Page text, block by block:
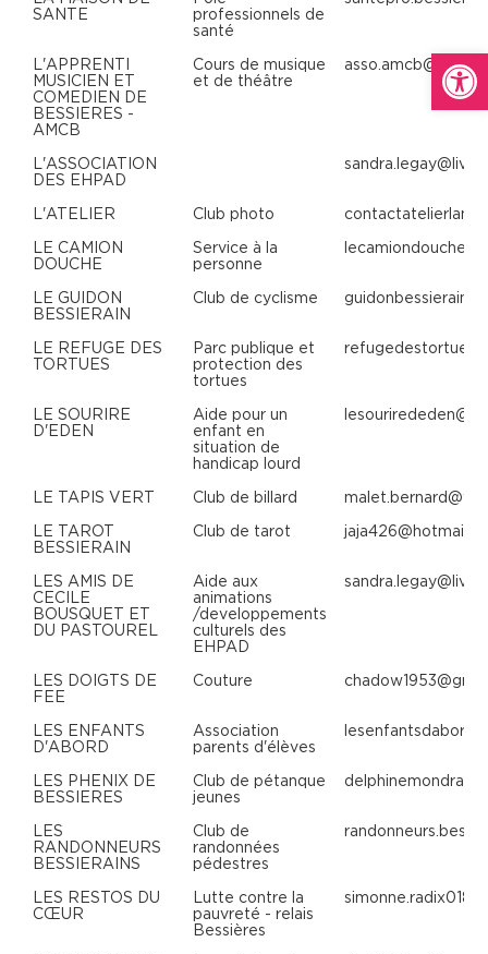
Ouvrir
SANTE
professionnels de
santé
L'APPRENTI
MUSICIEN ET
COMEDIEN DE
BESSIERES -
AMCB
Cours de musique
et de théâtre
L'ASSOCIATION
DES EHPAD
L'ATELIER Club photo
LE CAMION
DOUCHE
Service à la
personne
LE GUIDON
BESSIERAIN
Club de cyclisme
LE REFUGE DES
TORTUES
Parc publique et
protection des
tortues
LE SOURIRE
D'EDEN
Aide pour un
enfant en
situation de
handicap lourd
LE TAPIS VERT Club de billard
LE TAROT
BESSIERAIN
Club de tarot jaja426@hotmail.fr
LES AMIS DE
CECILE
BOUSQUET ET
DU PASTOUREL
Aide aux
animations
/developpements
culturels des
EHPAD
LES DOIGTS DE
FEE
Couture
LES ENFANTS
D'ABORD
Association
parents d'élèves
LES PHENIX DE
BESSIERES
Club de pétanque
jeunes
LES
RANDONNEURS
BESSIERAINS
Club de
randonnées
pédestres
LES RESTOS DU
CŒUR
Lutte contre la
pauvreté - relais
Bessières